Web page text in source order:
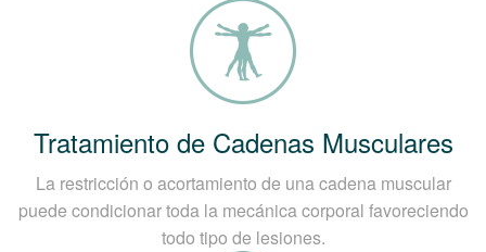
Tratamiento de Cadenas Musculares
La restricción o acortamiento de una cadena muscular
puede condicionar toda la mecánica corporal favoreciendo
todo tipo de lesiones.